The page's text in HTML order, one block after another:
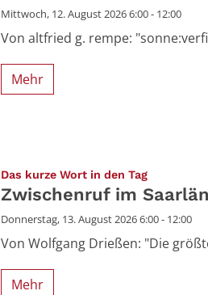
Mittwoch, 12. August 2026 6:00 - 12:00
Von altfried g. rempe:
Mehr
Das kurze Wort in den Tag:
Zwischenruf im
Donnerstag, 13. August 2026 6:00 - 12:00
Von Wolfgang Drießen: "Die
Mehr